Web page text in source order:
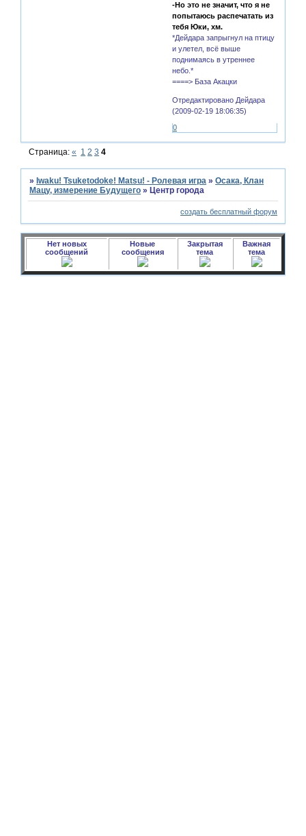
-Но это не значит, что я не
попытаюсь распечатать из
тебя Юки, хм.
*Дейдара запрыгнул на птицу
и улетел, всё выше
поднимаясь в утреннее
небо.*
====> База Акацки
Отредактировано Дейдара
(2009-02-19 18:06:35)
0
Страница:« 1 2 3 4
» Iwaku! Tsuketodoke! Matsu! - Ролевая игра »Осака, Клан
Мацу, измерение Будущего » Центр города
создать бесплатный форум
Нет новых
сообщений
Новые
сообщения
Закрытая
тема
Важная
тема